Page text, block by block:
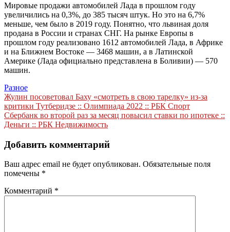
Мировые продажи автомобилей Лада в прошлом году
увеличились на 0,3%, до 385 тысяч штук. Но это на 6,7%
меньше, чем было в 2019 году. Понятно, что львиная доля
продана в России и странах СНГ. На рынке Европы в
прошлом году реализовано 1612 автомобилей Лада, в Африке
и на Ближнем Востоке — 3468 машин, а в Латинской
Америке (Лада официально представлена в Боливии) — 570
машин.
Разное
Навигация
по
записям
Жулин посоветовал Баху «смотреть в свою тарелку» из-за
критики Тутберидзе :: Олимпиада 2022 :: РБК Спорт
Сбербанк во второй раз за месяц повысил ставки по ипотеке ::
Деньги :: РБК Недвижимость
Добавить комментарий
Ваш адрес email не будет опубликован. Обязательные поля
помечены *
Комментарий *